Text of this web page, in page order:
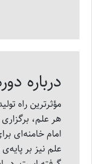
درباره
مؤثرترین راه
هر علم،
امام خامنه‌ای
علم نیز بر